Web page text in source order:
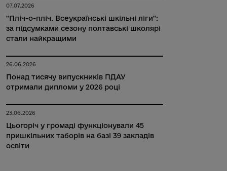
07.07.2026
"Пліч-о-пліч. Всеукраїнські шкільні ліги":
за підсумками сезону полтавські школярі
стали найкращими
26.06.2026
Понад тисячу випускників ПДАУ
отримали дипломи у 2026 році
23.06.2026
Цьогоріч у громаді функціонували 45
пришкільних таборів на базі 39 закладів
освіти